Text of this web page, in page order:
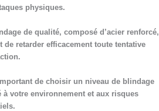
physiques.
de qualité, composé d’acier renforcé,
de retarder efficacement toute tentative
de choisir un niveau de blindage
à votre environnement et aux risques